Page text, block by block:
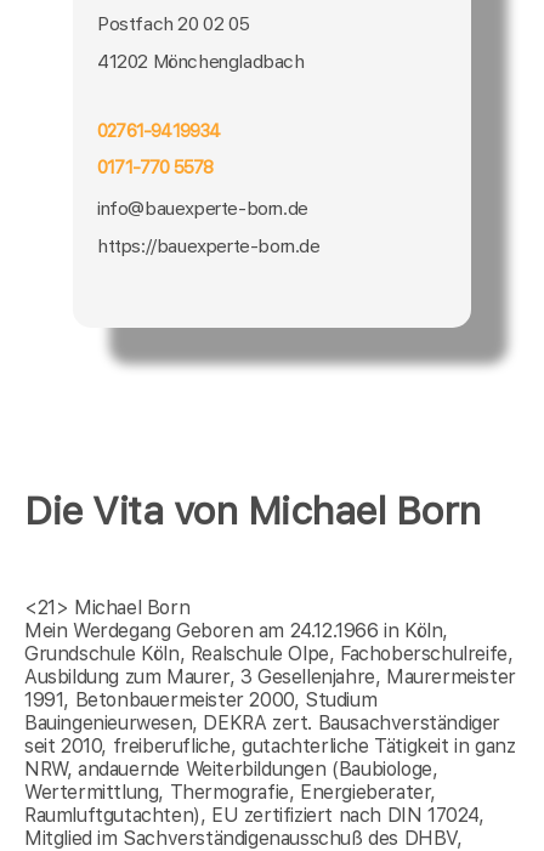
Die Vita von Michael Born
<21> Michael Born
Mein Werdegang Geboren am 24.12.1966 in Köln,
Grundschule Köln, Realschule Olpe, Fachoberschulreife,
Ausbildung zum Maurer, 3 Gesellenjahre, Maurermeister
1991, Betonbauermeister 2000, Studium
Bauingenieurwesen, DEKRA zert. Bausachverständiger
seit 2010, freiberufliche, gutachterliche Tätigkeit in ganz
NRW, andauernde Weiterbildungen (Baubiologe,
Wertermittlung, Thermografie, Energieberater,
Raumluftgutachten), EU zertifiziert nach DIN 17024,
Mitglied im Sachverständigenausschuß des DHBV,
Postfach 20 02 05
41202 Mönchengladbach
02761-9419934
0171-770 5578
info@bauexperte-born.de
https://bauexperte-born.de